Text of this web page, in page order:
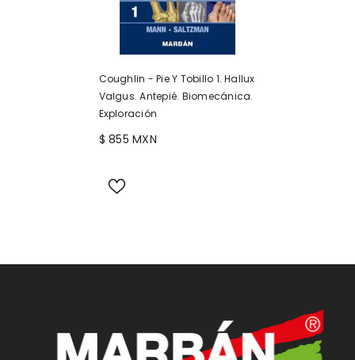
Coughlin - Pie Y Tobillo 1. Hallux
Valgus. Antepié. Biomecánica.
Exploración
$ 855 MXN